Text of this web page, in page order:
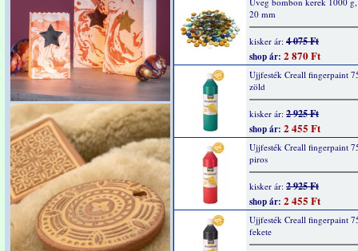
20 mm
kisker ár: 4 075 Ft
shop ár: 2 870 Ft
Ujjfesték Creall fingerpaint
zöld
kisker ár: 2 925 Ft
shop ár: 2 455 Ft
Ujjfesték Creall fingerpaint
piros
kisker ár: 2 925 Ft
shop ár: 2 455 Ft
Ujjfesték Creall fingerpaint
fekete